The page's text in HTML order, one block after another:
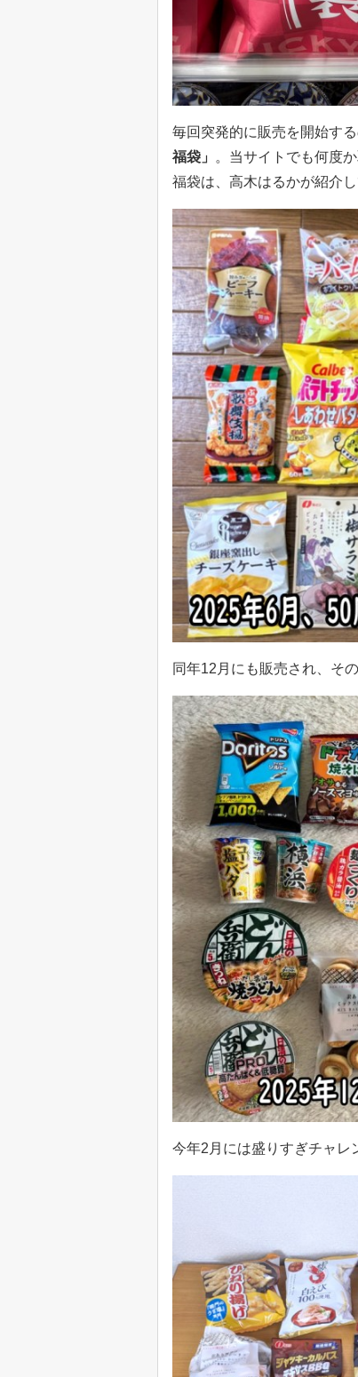
毎回突発的に販売を開始す
福袋」
。当サイトでも何度
福袋は、高木はるかが紹介し
同年12月にも販売され、そ
今年2月には盛りすぎチャレ